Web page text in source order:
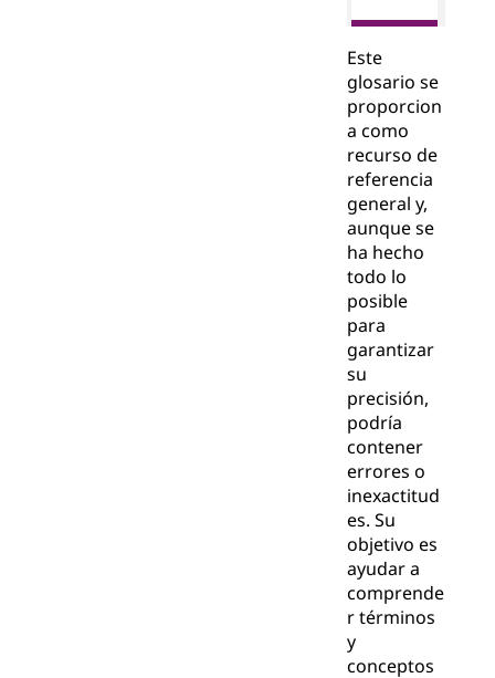
Este
glosario se
proporcion
a como
recurso de
referencia
general y,
aunque se
ha hecho
todo lo
posible
para
garantizar
su
precisión,
podría
contener
errores o
inexactitud
es. Su
objetivo es
ayudar a
comprende
r términos
y
conceptos